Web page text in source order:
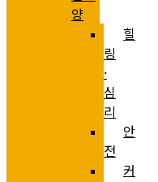
양
힐
링
·
심
리
안
전
커